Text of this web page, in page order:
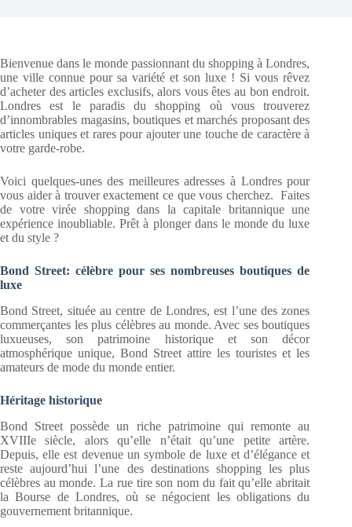
Bienvenue dans le monde passionnant du shopping à Londres,
une ville connue pour sa variété et son luxe ! Si vous rêvez
d’acheter des articles exclusifs, alors vous êtes au bon endroit.
Londres est le paradis du shopping où vous trouverez
d’innombrables magasins, boutiques et marchés proposant des
articles uniques et rares pour ajouter une touche de caractère à
votre garde-robe.
Voici quelques-unes des meilleures adresses à Londres pour
vous aider à trouver exactement ce que vous cherchez. Faites
de votre virée shopping dans la capitale britannique une
expérience inoubliable. Prêt à plonger dans le monde du luxe
et du style ?
Bond Street: célèbre pour ses nombreuses boutiques de
luxe
Bond Street, située au centre de Londres, est l’une des zones
commerçantes les plus célèbres au monde. Avec ses boutiques
luxueuses, son patrimoine historique et son décor
atmosphérique unique, Bond Street attire les touristes et les
amateurs de mode du monde entier.
Héritage historique
Bond Street possède un riche patrimoine qui remonte au
XVIIIe siècle, alors qu’elle n’était qu’une petite artère.
Depuis, elle est devenue un symbole de luxe et d’élégance et
reste aujourd’hui l’une des destinations shopping les plus
célèbres au monde. La rue tire son nom du fait qu’elle abritait
la Bourse de Londres, où se négocient les obligations du
gouvernement britannique.